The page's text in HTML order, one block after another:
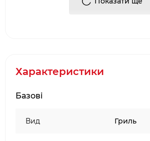
витрачати мінімум часу на
при температурі 315º C
Додайте димку: додайте
функції копчення Lumin.
Характеристики
Базові
Вид Гриль